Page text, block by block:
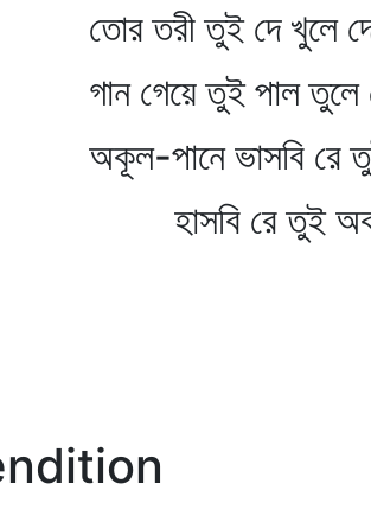
তরী তুই দে খুলে
গেয়ে তুই পাল তুলে
পানে ভাসবি রে
রে তুই